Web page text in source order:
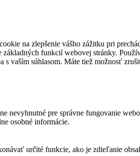
na zlepšenie vášho zážitku pri
základných funkcií webovej stránky.
s vaším súhlasom. Máte tiež možnosť
nevyhnutné pre správne fungovanie
osobné informácie.
určité funkcie, ako je zdieľanie